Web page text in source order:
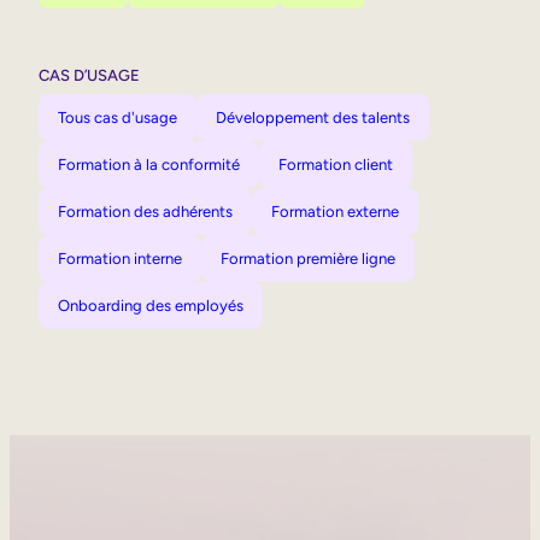
CAS D’USAGE
Tous cas d'usage Développement des talents
Formation à la conformité Formation client
Formation des adhérents Formation externe
Formation interne Formation première ligne
Onboarding des employés